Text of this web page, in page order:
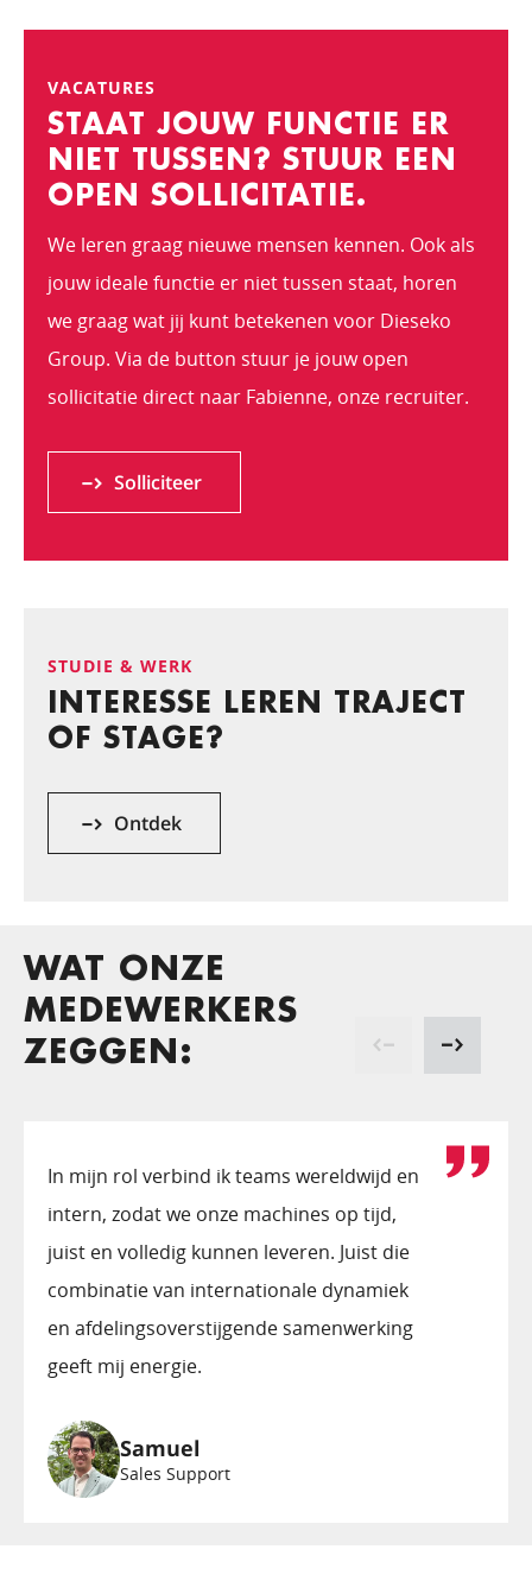
VACATURES
STAAT JOUW FUNCTIE ER
NIET TUSSEN? STUUR EEN
OPEN SOLLICITATIE.
We leren graag nieuwe mensen kennen. Ook als
jouw ideale functie er niet tussen staat, horen
we graag wat jij kunt betekenen voor Dieseko
Group. Via de button stuur je jouw open
sollicitatie direct naar Fabienne, onze recruiter.
Solliciteer
STUDIE & WERK
INTERESSE LEREN TRAJECT
OF STAGE?
Ontdek
WAT ONZE
MEDEWERKERS
ZEGGEN:
In mijn rol verbind ik teams wereldwijd en
intern, zodat we onze machines op tijd,
juist en volledig kunnen leveren. Juist die
combinatie van internationale dynamiek
en afdelings­overstijgende samenwerking
geeft mij energie.
Samuel
Sales Support